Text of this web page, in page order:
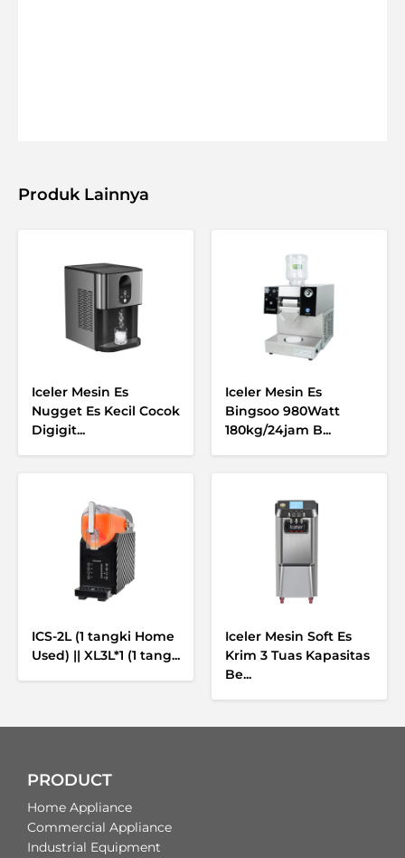
Produk Lainnya
Iceler Mesin Es
Nugget Es Kecil Cocok
Digigit...
Iceler Mesin Es
Bingsoo 980Watt
180kg/24jam B...
ICS-2L (1 tangki Home
Used) || XL3L*1 (1 tang...
Iceler Mesin Soft Es
Krim 3 Tuas Kapasitas
Be...
PRODUCT
Home Appliance
Commercial Appliance
Industrial Equipment